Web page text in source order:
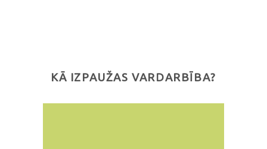
KĀ IZPAUŽAS VARDARBĪBA?